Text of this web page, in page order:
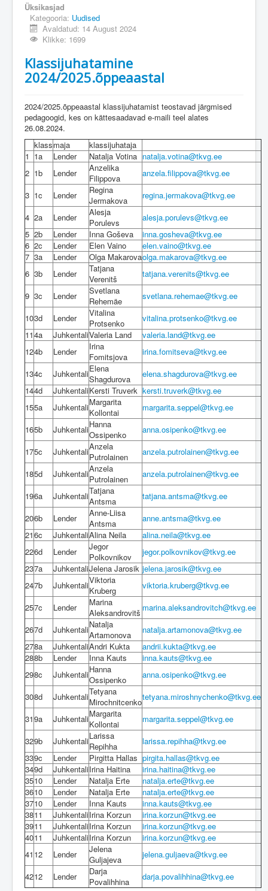
Üksikasjad
Kategooria: Uudised
Avaldatud: 14 August 2024
Klikke: 1699
Klassijuhatamine
2024/2025.õppeaastal
2024/2025.õppeaastal klassijuhatamist teostavad järgmised
pedagoogid, kes on kättesaadavad e-maili teel alates
26.08.2024.
klassmaja
klassijuhataja
1 1a Lender Natalja Votina natalja.votina@tkvg.ee
2 1b Lender
Anzelika
Filippova
anzela.filippova@tkvg.ee
3 1c Lender
Regina
Jermakova
regina.jermakova@tkvg.ee
4 2a Lender
Alesja
Porulevs
alesja.porulevs@tkvg.ee
5 2b Lender Inna Goševa
inna.gosheva@tkvg.ee
6 2c Lender Elen Vaino
elen.vaino@tkvg.ee
7 3a Lender Olga Makarovaolga.makarova@tkvg.ee
6 3b Lender
Tatjana
Verenitš
tatjana.verenits@tkvg.ee
9 3c Lender
Svetlana
Rehemäe
svetlana.rehemae@tkvg.ee
103d Lender
Vitalina
Protsenko
vitalina.protsenko@tkvg.ee
114a JuhkentaliValeria Land
valeria.land@tkvg.ee
124b Lender
Irina
Fomitsjova
irina.fomitseva@tkvg.ee
134c JuhkentaliElena
Shagdurova
elena.shagdurova@tkvg.ee
144d JuhkentaliKersti Truverk kersti.truverk@tkvg.ee
155a JuhkentaliMargarita
Kollontai
margarita.seppel@tkvg.ee
165b JuhkentaliHanna
Ossipenko
anna.osipenko@tkvg.ee
175c JuhkentaliAnzela
Putrolainen
anzela.putrolainen@tkvg.ee
185d JuhkentaliAnzela
Putrolainen
anzela.putrolainen@tkvg.ee
196a JuhkentaliTatjana
Antsma
tatjana.antsma@tkvg.ee
206b Lender
Anne-Liisa
Antsma
anne.antsma@tkvg.ee
216c JuhkentaliAlina Neila
alina.neila@tkvg.ee
226d Lender
Jegor
Polkovnikov
jegor.polkovnikov@tkvg.ee
237a JuhkentaliJelena Jarosik jelena.jarosik@tkvg.ee
247b JuhkentaliViktoria
Kruberg
viktoria.kruberg@tkvg.ee
257c Lender
Marina
Aleksandrovitš marina.aleksandrovitch@tkvg.ee
267d JuhkentaliNatalja
Artamonova
natalja.artamonova@tkvg.ee
278a JuhkentaliAndri Kukta
andrii.kukta@tkvg.ee
288b Lender Inna Kauts
inna.kauts@tkvg.ee
298c JuhkentaliHanna
Ossipenko
anna.osipenko@tkvg.ee
308d JuhkentaliTetyana
Mirochnitcenkotetyana.miroshnychenko@tkvg.ee
319a JuhkentaliMargarita
Kollontai
margarita.seppel@tkvg.ee
329b JuhkentaliLarissa
Repihha
larissa.repihha@tkvg.ee
339c Lender Pirgitta Hallas pirgita.hallas@tkvg.ee
349d JuhkentaliIrina Haitina
irina.haitina@tkvg.ee
3510 Lender Natalja Erte
natalja.erte@tkvg.ee
3610 Lender Natalja Erte
natalja.erte@tkvg.ee
3710 Lender Inna Kauts
inna.kauts@tkvg.ee
3811 JuhkentaliIrina Korzun
irina.korzun@tkvg.ee
3911 JuhkentaliIrina Korzun
irina.korzun@tkvg.ee
4011 JuhkentaliIrina Korzun
irina.korzun@tkvg.ee
41 12 Lender
Jelena
Guljajeva
jelena.guljaeva@tkvg.ee
4212 Lender
Darja
Povalihhina
darja.povalihhina@tkvg.ee